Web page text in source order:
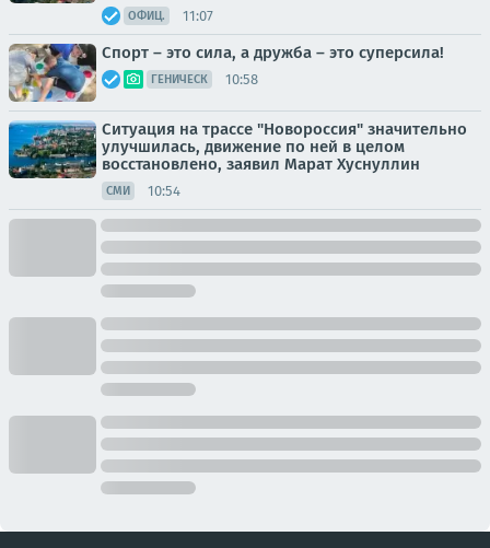
ОФИЦ. 11:07
Спорт – это сила, а дружба – это суперсила!
ГЕНИЧЕСК 10:58
Ситуация на трассе "Новороссия" значительно
улучшилась, движение по ней в целом
восстановлено, заявил Марат Хуснуллин
СМИ 10:54